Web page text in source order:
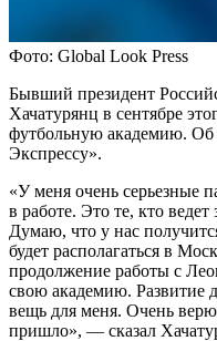
Фото: Global Look Press
Бывший президент
Хачатурянц в сентябре
футбольную академию. Об
Экспрессу».
«У меня очень серьезные
в работе. Это те, кто
Думаю, что у нас
будет располагаться в
продолжение работы с
свою академию. Развитие
вещь для меня. Очень верю
пришло», — сказал